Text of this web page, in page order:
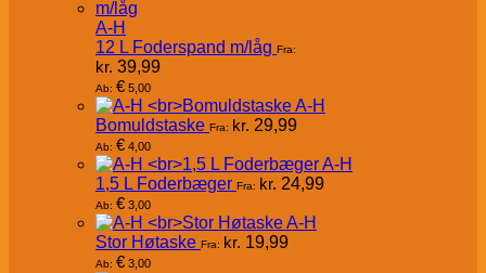
A-H
12 L Foderspand m/låg Fra:
kr. 39,99
Ab: € 5,00
A-H
Bomuldstaske Fra: kr. 29,99
Ab: € 4,00
A-H
1,5 L Foderbæger Fra: kr. 24,99
Ab: € 3,00
A-H
Stor Høtaske Fra: kr. 19,99
Ab: € 3,00